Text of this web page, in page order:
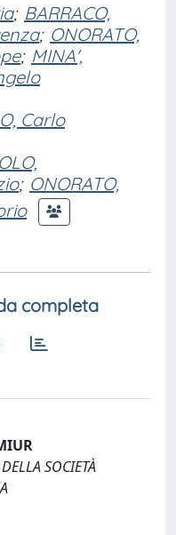
; BARRACO,
; ONORATO,
; MINA',
Carlo
; ONORATO,
completa
SOCIETÀ